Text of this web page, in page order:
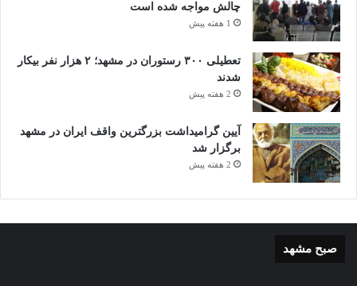
چالش مواجه شده است
1 هفته پیش
تعطیلی ۳۰۰ رستوران در مشهد؛ ۲ هزار نفر بیکار
شدند
2 هفته پیش
آیین گرامیداشت بزرگترین واقف ایران در مشهد
برگزار شد
2 هفته پیش
صبح مشهد